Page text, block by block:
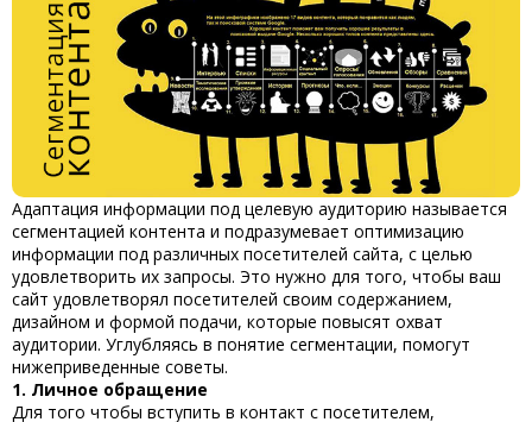
Адаптация информации под целевую аудиторию называется
сегментацией контента и подразумевает оптимизацию
информации под различных посетителей сайта, с целью
удовлетворить их запросы. Это нужно для того, чтобы ваш
сайт удовлетворял посетителей своим содержанием,
дизайном и формой подачи, которые повысят охват
аудитории. Углубляясь в понятие сегментации, помогут
нижеприведенные советы.
1. Личное обращение
Для того чтобы вступить в контакт с посетителем,